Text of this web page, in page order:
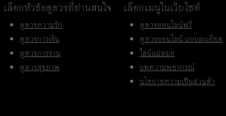
เลือกหัวข้อดูดวงที่ท่านสนใจ
ดูดวงความรัก
ดูดวงการเงิน
ดูดวงการงาน
ดูดวงสุขภาพ
เลือกเมนูในเว็บไซต์
ดูดวงออนไลน์ฟรี
ดูดวงออนไลน์ แบบละเอียด
ไลน์แม่หมอ
บทความพยากรณ์
นโยบายความเป็นส่วนตัว